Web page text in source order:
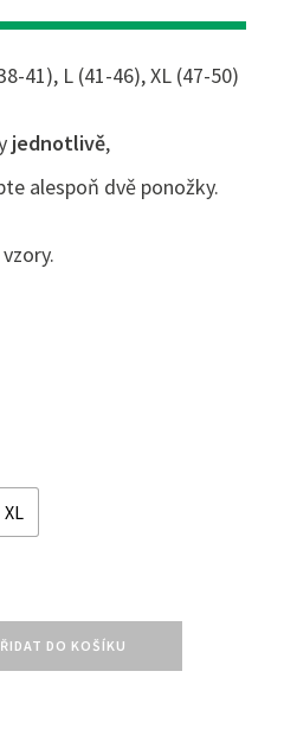
41), L (41-46), XL (47-50)
jednotlivě,
alespoň dvě ponožky.
XL
DO KOŠÍKU